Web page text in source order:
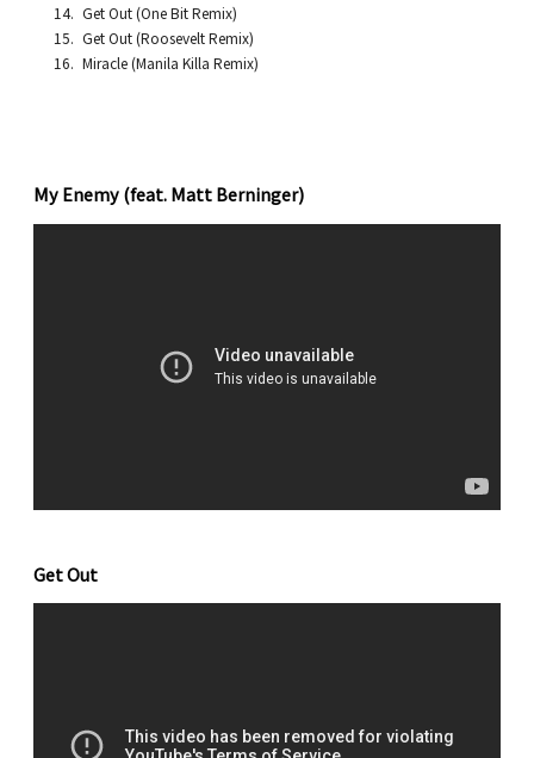
Get Out (One Bit Remix)
Get Out (Roosevelt Remix)
Miracle (Manila Killa Remix)
My Enemy (feat. Matt Berninger)
Get Out